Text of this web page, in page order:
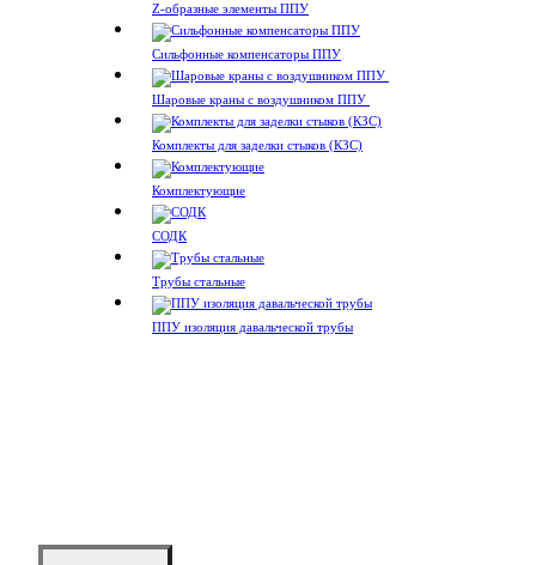
Z-образные элементы ППУ
Сильфонные компенсаторы ППУ
Шаровые краны с воздушником ППУ
Комплекты для заделки стыков (КЗС)
Комплектующие
СОДК
Трубы стальные
ППУ изоляция давальческой трубы